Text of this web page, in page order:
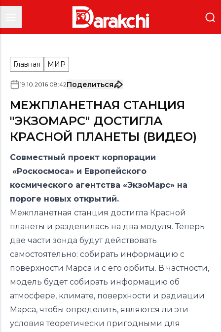
Главная МИР
19.10.2016 08:42Поделиться
МЕЖПЛАНЕТНАЯ СТАНЦИЯ
"ЭКЗОМАРС" ДОСТИГЛА
КРАСНОЙ ПЛАНЕТЫ (ВИДЕО)
Совместный проект корпорации
«Роскосмоса» и Европейского
космического агентства «ЭкзоМарс» на
пороге новых открытий.
Межпланетная станция достигла Красной
планеты и разделилась на два модуля. Теперь
две части зонда будут действовать
самостоятельно: собирать информацию с
поверхности Марса и с его орбиты. В частности,
модель будет собирать информацию об
атмосфере, климате, поверхности и радиации
Марса, чтобы определить, являются ли эти
условия теоретически пригодными для